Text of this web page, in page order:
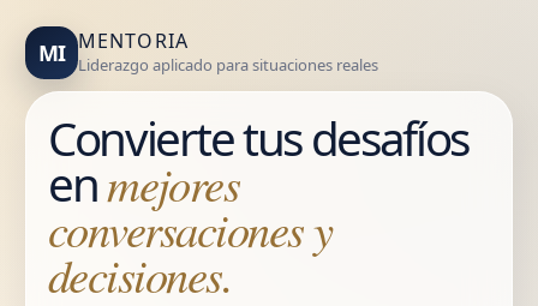
MI MENTORIA
Liderazgo aplicado para situaciones reales
Convierte tus desafíos
enmejores
conversaciones y
decisiones.